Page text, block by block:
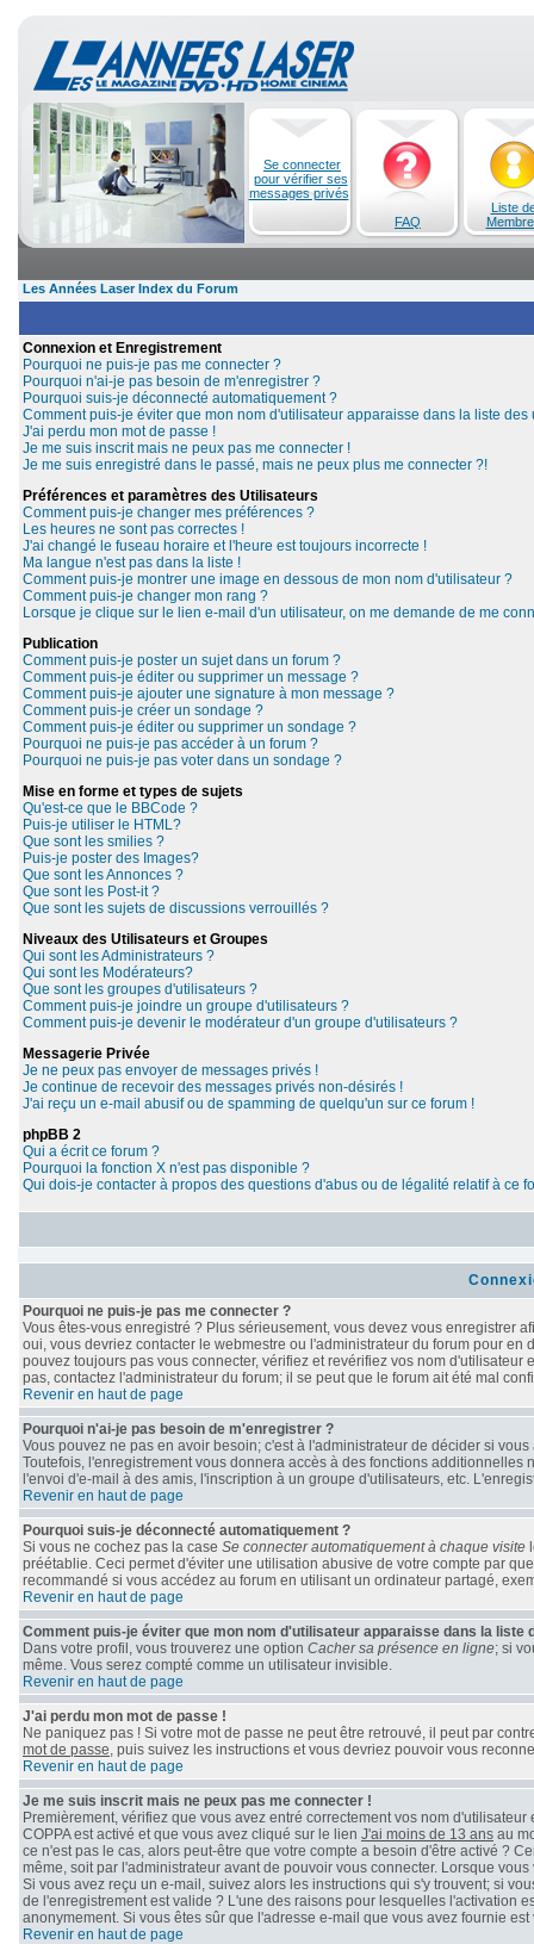
Se connecter
pour vérifier ses
messages privés
FAQ
Liste
Les Années Laser Index du Forum
Connexion et Enregistrement
Pourquoi ne puis-je pas me connecter ?
Pourquoi n'ai-je pas besoin de m'enregistrer ?
Pourquoi suis-je déconnecté automatiquement ?
Comment puis-je éviter que mon nom d'utilisateur apparaisse dans la liste
J'ai perdu mon mot de passe !
Je me suis inscrit mais ne peux pas me connecter !
Je me suis enregistré dans le passé, mais ne peux plus me connecter ?!
Préférences et paramètres des Utilisateurs
Comment puis-je changer mes préférences ?
Les heures ne sont pas correctes !
J'ai changé le fuseau horaire et l'heure est toujours incorrecte !
Ma langue n'est pas dans la liste !
Comment puis-je montrer une image en dessous de mon nom d'utilisateur ?
Comment puis-je changer mon rang ?
Lorsque je clique sur le lien e-mail d'un utilisateur, on me demande de me
Publication
Comment puis-je poster un sujet dans un forum ?
Comment puis-je éditer ou supprimer un message ?
Comment puis-je ajouter une signature à mon message ?
Comment puis-je créer un sondage ?
Comment puis-je éditer ou supprimer un sondage ?
Pourquoi ne puis-je pas accéder à un forum ?
Pourquoi ne puis-je pas voter dans un sondage ?
Mise en forme et types de sujets
Qu'est-ce que le BBCode ?
Puis-je utiliser le HTML?
Que sont les smilies ?
Puis-je poster des Images?
Que sont les Annonces ?
Que sont les Post-it ?
Que sont les sujets de discussions verrouillés ?
Niveaux des Utilisateurs et Groupes
Qui sont les Administrateurs ?
Qui sont les Modérateurs?
Que sont les groupes d'utilisateurs ?
Comment puis-je joindre un groupe d'utilisateurs ?
Comment puis-je devenir le modérateur d'un groupe d'utilisateurs ?
Messagerie Privée
Je ne peux pas envoyer de messages privés !
Je continue de recevoir des messages privés non-désirés !
J'ai reçu un e-mail abusif ou de spamming de quelqu'un sur ce forum !
phpBB 2
Qui a écrit ce forum ?
Pourquoi la fonction X n'est pas disponible ?
Qui dois-je contacter à propos des questions d'abus ou de légalité relatif à ce
Pourquoi ne puis-je pas me connecter ?
Vous êtes-vous enregistré ? Plus sérieusement, vous devez vous enregistrer
oui, vous devriez contacter le webmestre ou l'administrateur du forum pour
pouvez toujours pas vous connecter, vérifiez et revérifiez vos nom
pas, contactez l'administrateur du forum; il se peut que le forum ait été mal
Revenir en haut de page
Pourquoi n'ai-je pas besoin de m'enregistrer ?
Vous pouvez ne pas en avoir besoin; c'est à l'administrateur de décider si
Toutefois, l'enregistrement vous donnera accès à des fonctions
l'envoi d'e-mail à des amis, l'inscription à un groupe d'utilisateurs, etc.
Revenir en haut de page
Pourquoi suis-je déconnecté automatiquement ?
Si vous ne cochez pas la case Se connecter automatiquement à chaque visite
préétablie. Ceci permet d'éviter une utilisation abusive de votre compte par
recommandé si vous accédez au forum en utilisant un ordinateur partagé,
Revenir en haut de page
Comment puis-je éviter que mon nom d'utilisateur apparaisse dans la liste
Dans votre profil, vous trouverez une option Cacher sa présence en ligne; si
même. Vous serez compté comme un utilisateur invisible.
Revenir en haut de page
J'ai perdu mon mot de passe !
Ne paniquez pas ! Si votre mot de passe ne peut être retrouvé, il peut par
mot de passe, puis suivez les instructions et vous devriez pouvoir vous
Revenir en haut de page
Je me suis inscrit mais ne peux pas me connecter !
Premièrement, vérifiez que vous avez entré correctement vos nom
COPPA est activé et que vous avez cliqué sur le lien J'ai moins de 13 ans au
ce n'est pas le cas, alors peut-être que votre compte a besoin d'être activé ?
même, soit par l'administrateur avant de pouvoir vous connecter. Lorsque
Si vous avez reçu un e-mail, suivez alors les instructions qui s'y trouvent; si
de l'enregistrement est valide ? L'une des raisons pour lesquelles l'activation
anonymement. Si vous êtes sûr que l'adresse e-mail que vous avez fournie
Revenir en haut de page